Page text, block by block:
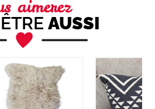
aimerez
AUSSI